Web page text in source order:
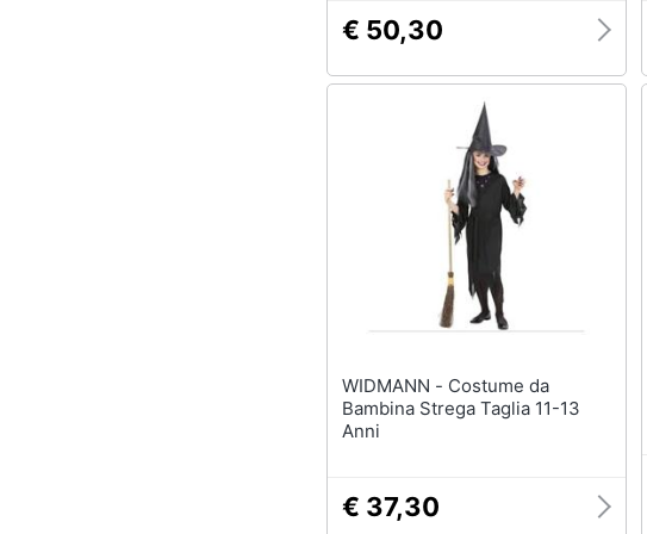
€ 50,30
WIDMANN - Costume da
Bambina Strega Taglia 11-13
Anni
€ 37,30